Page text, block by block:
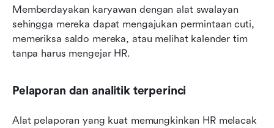
Memberdayakan karyawan dengan alat swalayan
sehingga mereka dapat mengajukan permintaan cuti,
memeriksa saldo mereka, atau melihat kalender tim
tanpa harus mengejar HR.
Pelaporan dan analitik terperinci
Alat pelaporan yang kuat memungkinkan HR melacak